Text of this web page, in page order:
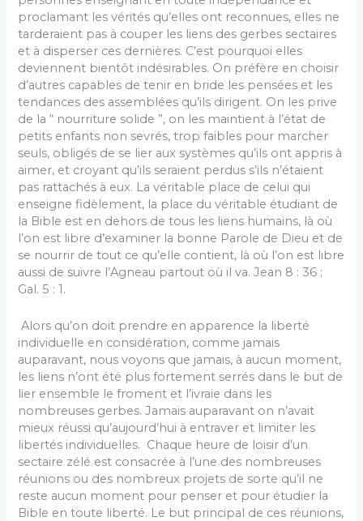
proclamant les vérités qu’elles ont reconnues, elles ne
tarderaient pas à couper les liens des gerbes sectaires
et à disperser ces dernières. C’est pourquoi elles
deviennent bientôt indésirables. On préfère en choisir
d’autres capables de tenir en bride les pensées et les
tendances des assemblées qu’ils dirigent. On les prive
de la “ nourriture solide ”, on les maintient à l’état de
petits enfants non sevrés, trop faibles pour marcher
seuls, obligés de se lier aux systèmes qu’ils ont appris à
aimer, et croyant qu’ils seraient perdus s’ils n’étaient
pas rattachés à eux. La véritable place de celui qui
enseigne fidèlement, la place du véritable étudiant de
la Bible est en dehors de tous les liens humains, là où
l’on est libre d’examiner la bonne Parole de Dieu et de
se nourrir de tout ce qu’elle contient, là où l’on est libre
aussi de suivre l’Agneau partout où il va. Jean 8 : 36 ;
Gal. 5 : 1.
Alors qu’on doit prendre en apparence la liberté
individuelle en considération, comme jamais
auparavant, nous voyons que jamais, à aucun moment,
les liens n’ont été plus fortement serrés dans le but de
lier ensemble le froment et l’ivraie dans les
nombreuses gerbes. Jamais auparavant on n’avait
mieux réussi qu’aujourd’hui à entraver et limiter les
libertés individuelles. Chaque heure de loisir d’un
sectaire zélé est consacrée à l’une des nombreuses
réunions ou des nombreux projets de sorte qu’il ne
reste aucun moment pour penser et pour étudier la
Bible en toute liberté. Le but principal de ces réunions,